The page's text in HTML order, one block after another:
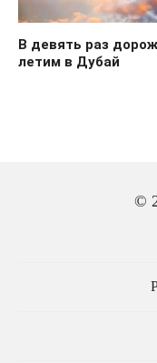
В девять раз
летим в Дубай
©